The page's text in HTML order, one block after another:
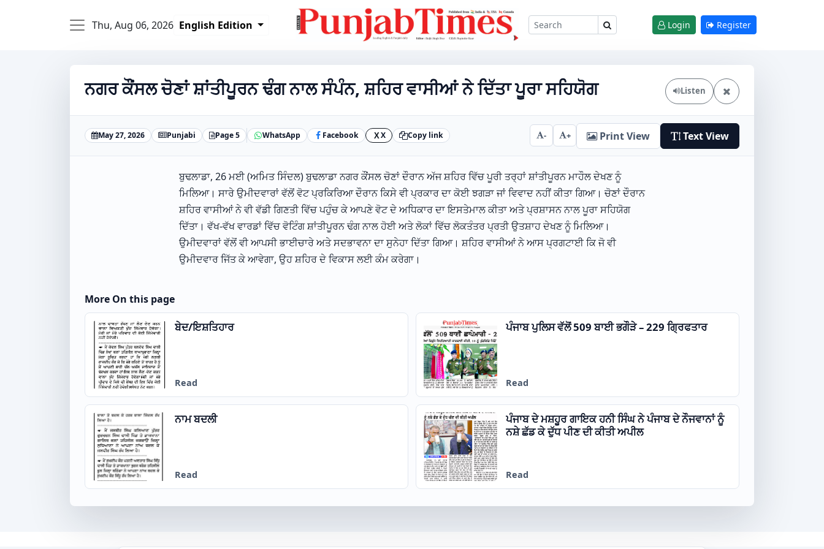
Thu, Aug 06, 2026 English Edition Login Register
ਨਗਰ ਕੌਂਸਲ ਚੋਣਾਂ ਸ਼ਾਂਤੀਪੂਰਨ ਢੰਗ ਨਾਲ ਸੰਪੰਨ, ਸ਼ਹਿਰ ਵਾਸੀਆਂ ਨੇ ਦਿੱਤਾ ਪੂਰਾ ਸਹਿਯੋਗ Listen
May 27, 2026 Punjabi Page 5 WhatsApp Facebook X X Copy link - + Print View Text View
ਬੁਢਲਾਡਾ, 26 ਮਈ (ਅਮਿਤ ਸਿੰਦਲ) ਬੁਢਲਾਡਾ ਨਗਰ ਕੌਂਸਲ ਚੋਣਾਂ ਦੌਰਾਨ ਅੱਜ ਸ਼ਹਿਰ ਵਿੱਚ ਪੂਰੀ ਤਰ੍ਹਾਂ ਸ਼ਾਂਤੀਪੂਰਨ ਮਾਹੌਲ ਦੇਖਣ ਨੂੰ
ਮਿਲਿਆ। ਸਾਰੇ ਉਮੀਦਵਾਰਾਂ ਵੱਲੋਂ ਵੋਟ ਪ੍ਰਕਿਰਿਆ ਦੌਰਾਨ ਕਿਸੇ ਵੀ ਪ੍ਰਕਾਰ ਦਾ ਕੋਈ ਝਗੜਾ ਜਾਂ ਵਿਵਾਦ ਨਹੀਂ ਕੀਤਾ ਗਿਆ। ਚੋਣਾਂ ਦੌਰਾਨ
ਸ਼ਹਿਰ ਵਾਸੀਆਂ ਨੇ ਵੀ ਵੱਡੀ ਗਿਣਤੀ ਵਿੱਚ ਪਹੁੰਚ ਕੇ ਆਪਣੇ ਵੋਟ ਦੇ ਅਧਿਕਾਰ ਦਾ ਇਸਤੇਮਾਲ ਕੀਤਾ ਅਤੇ ਪ੍ਰਸ਼ਾਸਨ ਨਾਲ ਪੂਰਾ ਸਹਿਯੋਗ
ਦਿੱਤਾ। ਵੱਖ-ਵੱਖ ਵਾਰਡਾਂ ਵਿੱਚ ਵੋਟਿੰਗ ਸ਼ਾਂਤੀਪੂਰਨ ਢੰਗ ਨਾਲ ਹੋਈ ਅਤੇ ਲੋਕਾਂ ਵਿੱਚ ਲੋਕਤੰਤਰ ਪ੍ਰਤੀ ਉਤਸ਼ਾਹ ਦੇਖਣ ਨੂੰ ਮਿਲਿਆ।
ਉਮੀਦਵਾਰਾਂ ਵੱਲੋਂ ਵੀ ਆਪਸੀ ਭਾਈਚਾਰੇ ਅਤੇ ਸਦਭਾਵਨਾ ਦਾ ਸੁਨੇਹਾ ਦਿੱਤਾ ਗਿਆ। ਸ਼ਹਿਰ ਵਾਸੀਆਂ ਨੇ ਆਸ ਪ੍ਰਗਟਾਈ ਕਿ ਜੋ ਵੀ
ਉਮੀਦਵਾਰ ਜਿੱਤ ਕੇ ਆਵੇਗਾ, ਉਹ ਸ਼ਹਿਰ ਦੇ ਵਿਕਾਸ ਲਈ ਕੰਮ ਕਰੇਗਾ।
More On this page
ਬੇਦ/ਇਸ਼ਤਿਹਾਰ
Read
ਪੰਜਾਬ ਪੁਲਿਸ ਵੱਲੋਂ 509 ਬਾਈ ਭਗੌੜੇ – 229 ਗ੍ਰਿਫਤਾਰ
Read
ਨਾਮ ਬਦਲੀ
Read
ਪੰਜਾਬ ਦੇ ਮਸ਼ਹੂਰ ਗਾਇਕ ਹਨੀ ਸਿੰਘ ਨੇ ਪੰਜਾਬ ਦੇ ਨੌਜਵਾਨਾਂ ਨੂੰ
ਨਸ਼ੇ ਛੱਡ ਕੇ ਦੁੱਧ ਪੀਣ ਦੀ ਕੀਤੀ ਅਪੀਲ
Read